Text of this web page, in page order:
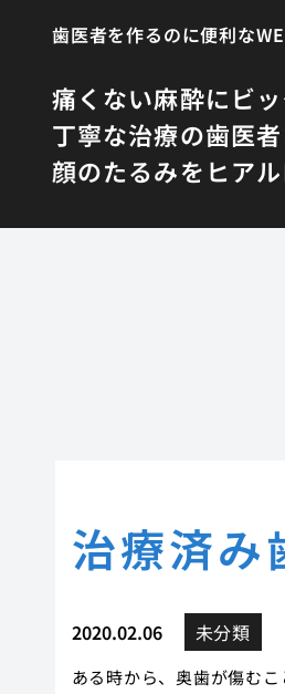
歯医者を作るのに便利な
痛くない麻酔にビ
丁寧な治療の歯医
顔のたるみをヒア
治療済み
2020.02.06 未分類
ある時から、奥歯が傷むこ